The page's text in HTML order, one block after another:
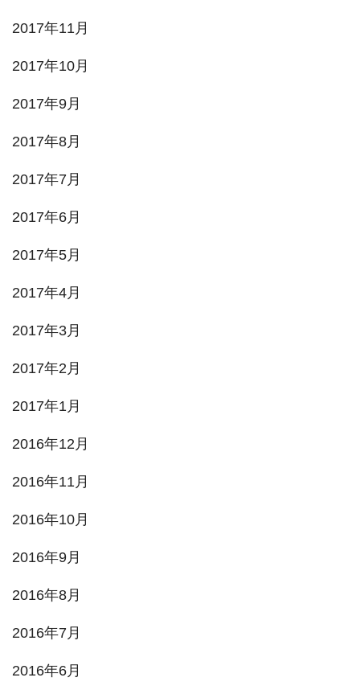
2017年11月
2017年10月
2017年9月
2017年8月
2017年7月
2017年6月
2017年5月
2017年4月
2017年3月
2017年2月
2017年1月
2016年12月
2016年11月
2016年10月
2016年9月
2016年8月
2016年7月
2016年6月